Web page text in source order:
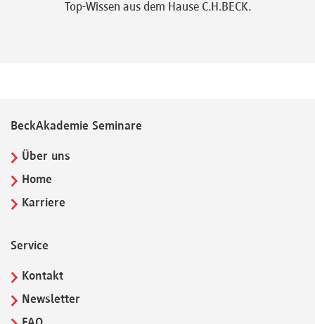
Top-Wissen aus dem Hause C.H.BECK.
BeckAkademie Seminare
Über uns
Home
Karriere
Service
Kontakt
Newsletter